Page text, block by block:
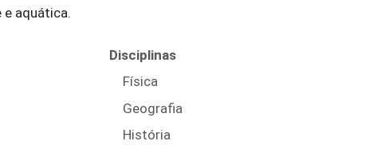
e aquática.
Disciplinas
Física
Geografia
História